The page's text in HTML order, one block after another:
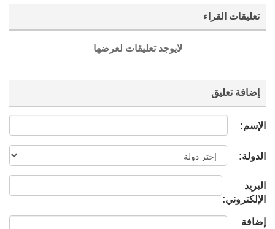
تعليقات القراء
لايوجد تعليقات لعرضها
إضافة تعليق
الإسم:
الدولة:
البريد
الإلكتروني:
إضافة